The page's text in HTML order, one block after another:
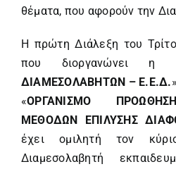
θέματα, που αφορούν την
Η πρώτη Διάλεξη του
που διοργανώνει η
ΔΙΑΜΕΣΟΛΑΒΗΤΩΝ – Ε.Ε.Δ.
«ΟΡΓΑΝΙΣΜΟ
ΜΕΘΟΔΩΝ ΕΠΙΛΥΣΗΣ
έχει ομιλητή τον
Διαμεσολαβητή